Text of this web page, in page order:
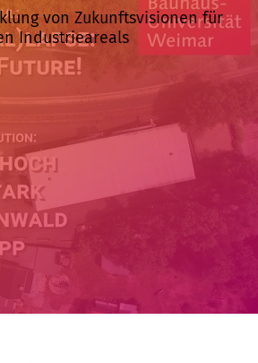
von Zukunftsvisionen für
Industrieareals